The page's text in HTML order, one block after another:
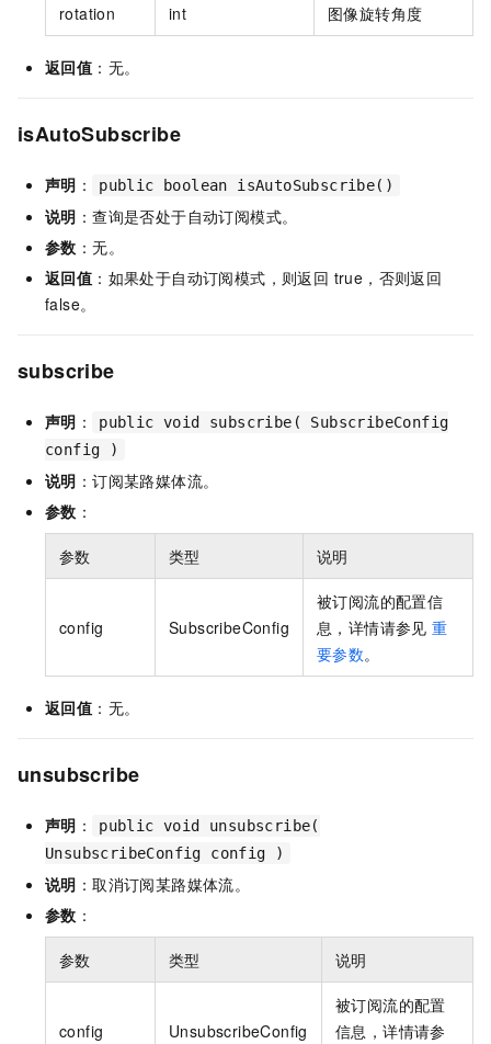
rotation int 图像旋转角度
返回值 ：无。
isAutoSubscribe
声明 ： public boolean isAutoSubscribe()
说明 ：查询是否处于自动订阅模式。
参数 ：无。
返回值 ：如果处于自动订阅模式，则返回 true，否则返回
false。
subscribe
声明 ：
public void subscribe( SubscribeConfig
config )
说明 ：订阅某路媒体流。
参数 ：
参数 类型 说明
config SubscribeConfig
被订阅流的配置信
息，详情请参见重
要参数。
返回值 ：无。
unsubscribe
声明 ：
public void unsubscribe(
UnsubscribeConfig config )
说明 ：取消订阅某路媒体流。
参数 ：
参数 类型 说明
config UnsubscribeConfig
被订阅流的配置
信息，详情请参